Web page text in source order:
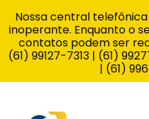
Nossa central
inoperante. Enquanto o
contatos podem ser
(61) 99127-7313 | (61)
| (61)